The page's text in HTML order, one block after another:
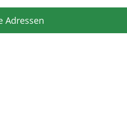
Adressen